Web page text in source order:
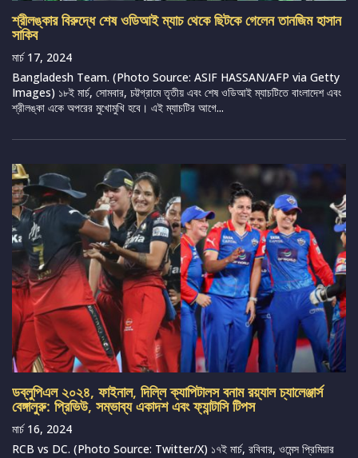
শ্রীলঙ্কার বিরুদ্ধে শেষ ওডিআই ম্যাচ থেকে ছিটকে গেলেন তানজিম হাসান
সাকিব
মার্চ 17, 2024
Bangladesh Team. (Photo Source: ASIF HASSAN/AFP via Getty
Images) ১৮ই মার্চ, সোমবার, চট্টগ্রামে তৃতীয় এবং শেষ ওডিআই ম্যাচটিতে বাংলাদেশ এবং
শ্রীলঙ্কা একে অপরের মুখোমুখি হবে। এই ম্যাচটির আগে...
ডব্লুপিএল ২০২৪, ফাইনাল, দিল্লি ক্যাপিটালস বনাম রয়্যাল চ্যালেঞ্জার্স
বেঙ্গালুরু: প্রিভিউ, সম্ভাব্য একাদশ এবং ফ্যান্টাসি টিপস
মার্চ 16, 2024
RCB vs DC. (Photo Source: Twitter/X) ১৭ই মার্চ, রবিবার, ওমেন্স প্রিমিয়ার